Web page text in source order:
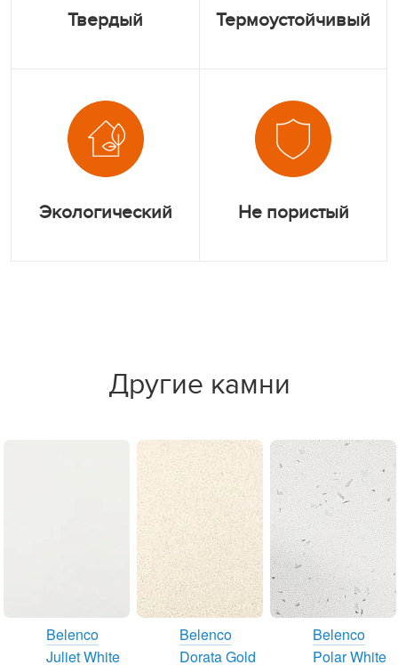
Твердый Термоустойчивый
Экологический Не пористый
Другие камни
Belenco
Juliet White
Belenco
Dorata Gold
Belenco
Polar White